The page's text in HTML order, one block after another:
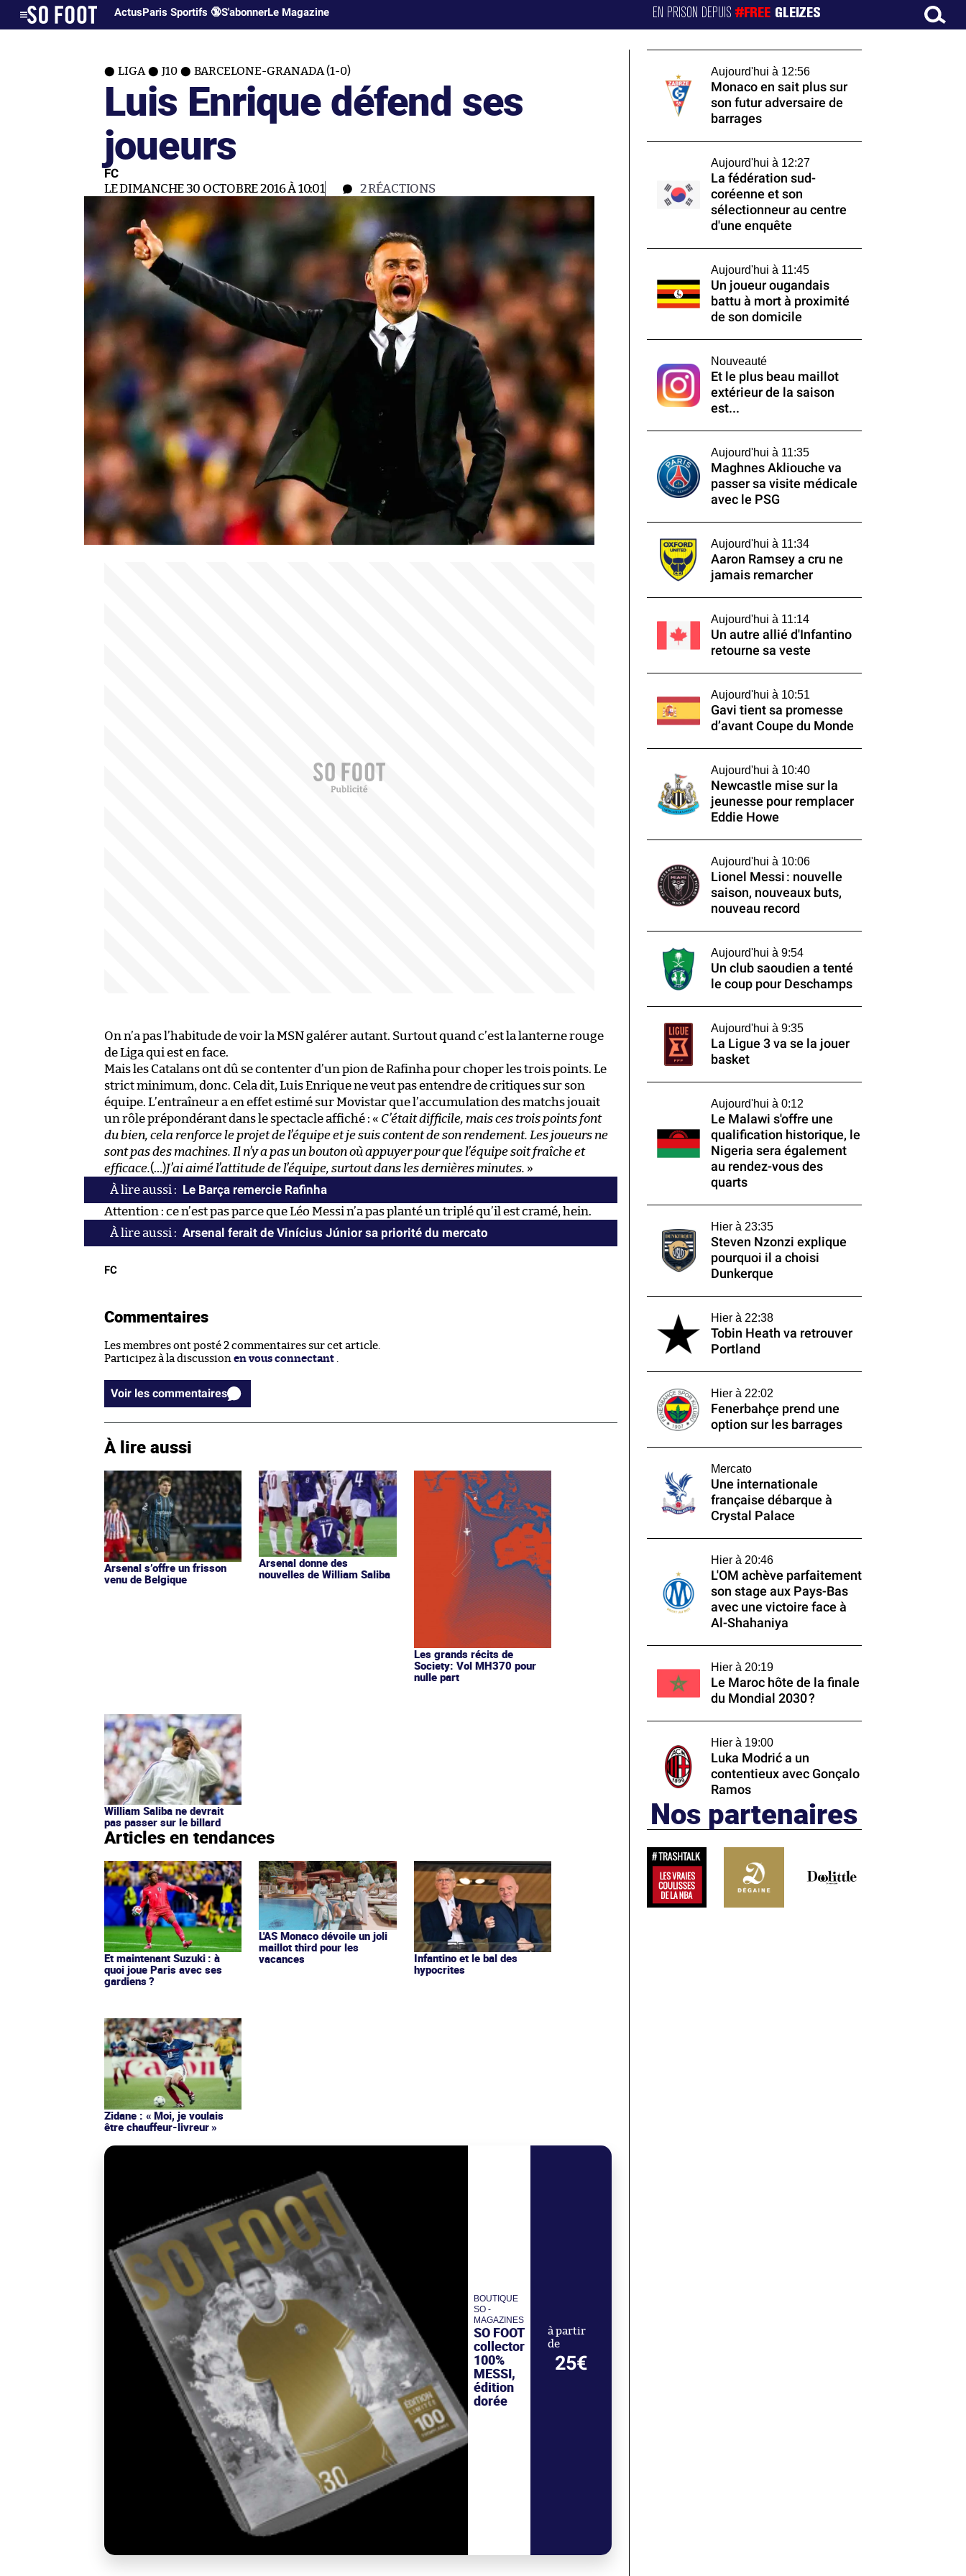
ActusParis Sportifs 🔞S'abonnerLe Magazine EN PRISON DEPUIS#FREE GLEIZES
LIGA J10 BARCELONE-GRANADA (1-0)
Luis Enrique défend ses
joueurs
FC
LE DIMANCHE 30 OCTOBRE 2016 À 10:01 2RÉACTIONS
On n’a pas l’habitude de voir la MSN galérer autant. Surtout quand c’est la lanterne rouge
de Liga qui est en face.
Mais les Catalans ont dû se contenter d’un pion de Rafinha pour choper les trois points. Le
strict minimum, donc. Cela dit, Luis Enrique ne veut pas entendre de critiques sur son
équipe. L’entraîneur a en effet estimé sur Movistar que l’accumulation des matchs jouait
un rôle prépondérant dans le spectacle affiché : « C’était difficile, mais ces trois points font
du bien, cela renforce le projet de l’équipe et je suis content de son rendement. Les joueurs ne
sont pas des machines. Il n’y a pas un bouton où appuyer pour que l’équipe soit fraîche et
efficace.(…)J’ai aimé l’attitude de l’équipe, surtout dans les dernières minutes. »
Le Barça remercie Rafinha
Attention : ce n’est pas parce que Léo Messi n’a pas planté un triplé qu’il est cramé, hein.
Arsenal ferait de Vinícius Júnior sa priorité du mercato
FC
Commentaires
Les membres ont posté 2 commentaires sur cet article.
Participez à la discussion en vous connectant .
Voir les commentaires
À lire aussi
Arsenal s’offre un frisson
venu de Belgique
Arsenal donne des
nouvelles de William Saliba
Les grands récits de
Society: Vol MH370 pour
nulle part
William Saliba ne devrait
pas passer sur le billard
Articles en tendances
Et maintenant Suzuki : à
quoi joue Paris avec ses
gardiens ?
L'AS Monaco dévoile un joli
maillot third pour les
vacances
Infantino et le bal des
hypocrites
Zidane : « Moi, je voulais
être chauffeur-livreur »
BOUTIQUE
SO -
MAGAZINES
SO FOOT
collector
100%
MESSI,
édition
dorée
à partir
de
25€
Aujourd'hui à 12:56
Monaco en sait plus sur
son futur adversaire de
barrages
Aujourd'hui à 12:27
La fédération sud-
coréenne et son
sélectionneur au centre
d'une enquête
Aujourd'hui à 11:45
Un joueur ougandais
battu à mort à proximité
de son domicile
Nouveauté
Et le plus beau maillot
extérieur de la saison
est...
Aujourd'hui à 11:35
Maghnes Akliouche va
passer sa visite médicale
avec le PSG
Aujourd'hui à 11:34
Aaron Ramsey a cru ne
jamais remarcher
Aujourd'hui à 11:14
Un autre allié d'Infantino
retourne sa veste
Aujourd'hui à 10:51
Gavi tient sa promesse
d’avant Coupe du Monde
Aujourd'hui à 10:40
Newcastle mise sur la
jeunesse pour remplacer
Eddie Howe
Aujourd'hui à 10:06
Lionel Messi : nouvelle
saison, nouveaux buts,
nouveau record
Aujourd'hui à 9:54
Un club saoudien a tenté
le coup pour Deschamps
Aujourd'hui à 9:35
La Ligue 3 va se la jouer
basket
Aujourd'hui à 0:12
Le Malawi s'offre une
qualification historique, le
Nigeria sera également
au rendez-vous des
quarts
Hier à 23:35
Steven Nzonzi explique
pourquoi il a choisi
Dunkerque
Hier à 22:38
Tobin Heath va retrouver
Portland
Hier à 22:02
Fenerbahçe prend une
option sur les barrages
Mercato
Une internationale
française débarque à
Crystal Palace
Hier à 20:46
L'OM achève parfaitement
son stage aux Pays-Bas
avec une victoire face à
Al-Shahaniya
Hier à 20:19
Le Maroc hôte de la finale
du Mondial 2030 ?
Hier à 19:00
Luka Modrić a un
contentieux avec Gonçalo
Ramos
Nos partenaires